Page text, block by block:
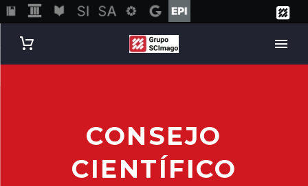
CONSEJO
CIENTÍFICO